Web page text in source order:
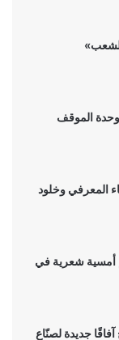
الموقف
المعرفي وخلود
أمسية شعرية في
جديدة لصنّاع